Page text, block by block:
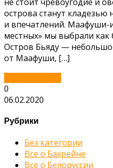
острова станут
и впечатлений. Маафуши-
местных» мы выбрали как
Остров Бьяду —
от Маафуши, […]
0
06.02.2020
Рубрики
Без категории
Все о Бахрейне
Все о Белоруссии